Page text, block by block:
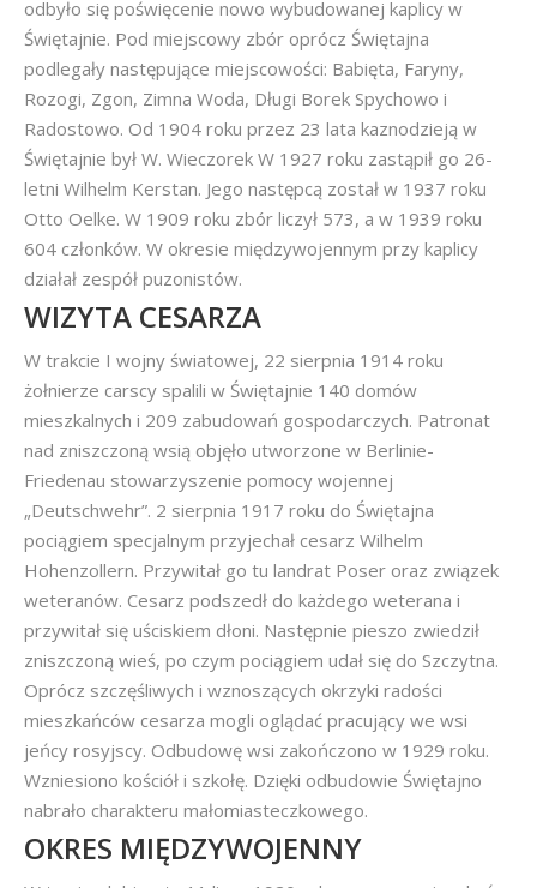
odbyło się poświęcenie nowo wybudowanej kaplicy w
Świętajnie. Pod miejscowy zbór oprócz Świętajna
podlegały następujące miejscowości: Babięta, Faryny,
Rozogi, Zgon, Zimna Woda, Długi Borek Spychowo i
Radostowo. Od 1904 roku przez 23 lata kaznodzieją w
Świętajnie był W. Wieczorek W 1927 roku zastąpił go 26-
letni Wilhelm Kerstan. Jego następcą został w 1937 roku
Otto Oelke. W 1909 roku zbór liczył 573, a w 1939 roku
604 członków. W okresie międzywojennym przy kaplicy
działał zespół puzonistów.
WIZYTA CESARZA
W trakcie I wojny światowej, 22 sierpnia 1914 roku
żołnierze carscy spalili w Świętajnie 140 domów
mieszkalnych i 209 zabudowań gospodarczych. Patronat
nad zniszczoną wsią objęło utworzone w Berlinie-
Friedenau stowarzyszenie pomocy wojennej
„Deutschwehr”. 2 sierpnia 1917 roku do Świętajna
pociągiem specjalnym przyjechał cesarz Wilhelm
Hohenzollern. Przywitał go tu landrat Poser oraz związek
weteranów. Cesarz podszedł do każdego weterana i
przywitał się uściskiem dłoni. Następnie pieszo zwiedził
zniszczoną wieś, po czym pociągiem udał się do Szczytna.
Oprócz szczęśliwych i wznoszących okrzyki radości
mieszkańców cesarza mogli oglądać pracujący we wsi
jeńcy rosyjscy. Odbudowę wsi zakończono w 1929 roku.
Wzniesiono kościół i szkołę. Dzięki odbudowie Świętajno
nabrało charakteru małomiasteczkowego.
OKRES MIĘDZYWOJENNY